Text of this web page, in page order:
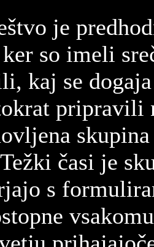
je
so imeli
kaj se
pripravili
časi je
s